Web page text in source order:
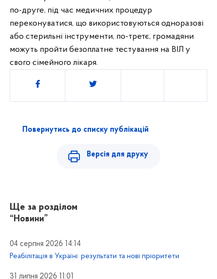
по-друге, під час медичних процедур
переконуватися, що використовуються одноразові
або стерильні інструменти, по-третє, громадяни
можуть пройти безоплатне тестування на ВІЛ у
свого сімейного лікаря.
Поділитись
Повернутись до списку публікацій
Версія для друку
Ще за розділом
“Новини”
04 серпня 2026 14:14
Реабілітація в Україні: результати та нові пріоритети
31 липня 2026 11:01